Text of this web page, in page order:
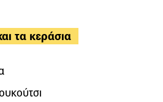
τα κεράσια